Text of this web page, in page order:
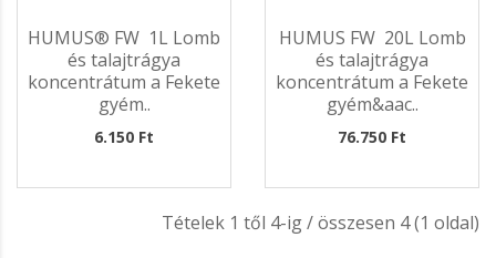
HUMUS® FW 1L Lomb
és talajtrágya
koncentrátum a Fekete
gyém..
6.150 Ft
HUMUS FW 20L Lomb
és talajtrágya
koncentrátum a Fekete
gyém&aac..
76.750 Ft
Tételek 1 től 4-ig / összesen 4 (1 oldal)